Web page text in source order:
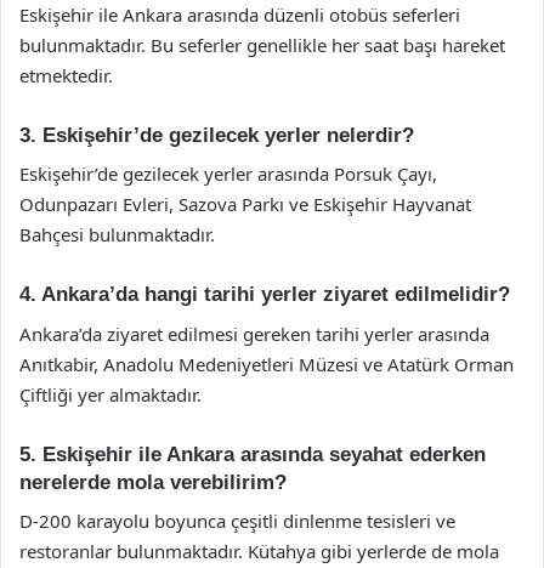
Eskişehir ile Ankara arasında düzenli otobüs seferleri
bulunmaktadır. Bu seferler genellikle her saat başı hareket
etmektedir.
3. Eskişehir’de gezilecek yerler nelerdir?
Eskişehir’de gezilecek yerler arasında Porsuk Çayı,
Odunpazarı Evleri, Sazova Parkı ve Eskişehir Hayvanat
Bahçesi bulunmaktadır.
4. Ankara’da hangi tarihi yerler ziyaret edilmelidir?
Ankara’da ziyaret edilmesi gereken tarihi yerler arasında
Anıtkabir, Anadolu Medeniyetleri Müzesi ve Atatürk Orman
Çiftliği yer almaktadır.
5. Eskişehir ile Ankara arasında seyahat ederken
nerelerde mola verebilirim?
D-200 karayolu boyunca çeşitli dinlenme tesisleri ve
restoranlar bulunmaktadır. Kütahya gibi yerlerde de mola